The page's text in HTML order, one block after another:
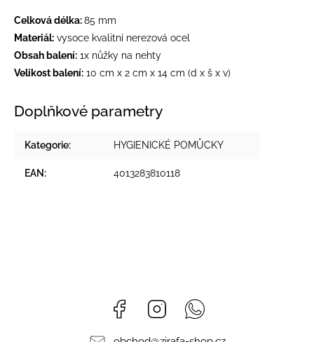
Celková délka:85 mm
Materiál: vysoce kvalitní nerezová ocel
Obsah balení: 1x nůžky na nehty
Velikost balení: 10 cm x 2 cm x 14 cm (d x š x v)
Doplňkové parametry
Kategorie: HYGIENICKÉ POMŮCKY
EAN: 4013283810118
Facebook Instagram